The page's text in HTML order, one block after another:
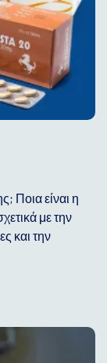
Ποια είναι η
με την
και την